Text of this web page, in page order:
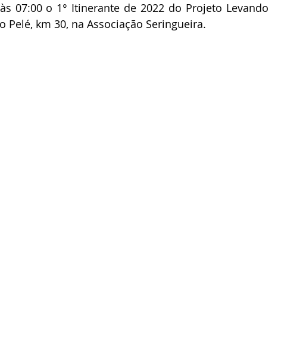
e Parcerias Licitações Nota de Repúdio
07:00 o 1° Itinerante de 2022 do Projeto Levando
Pelé, km 30, na Associação Seringueira.